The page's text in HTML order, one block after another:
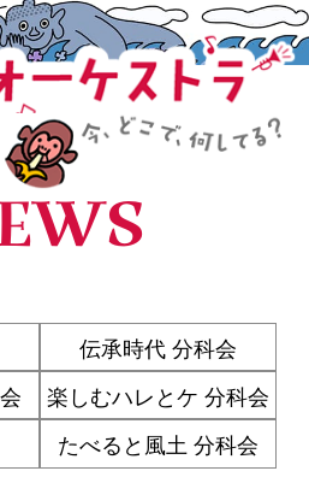
伝承時代 分科会
楽しむハレとケ 分科会
たべると風土 分科会